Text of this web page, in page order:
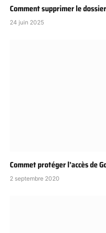
Comment supprimer le
24 juin 2025
Commet protéger l’accès de
2 septembre 2020